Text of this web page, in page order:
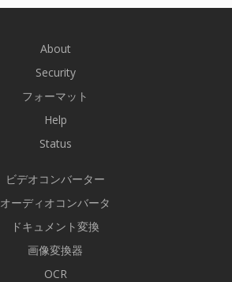
About
Security
フォーマット
Help
Status
ビデオコンバーター
オーディオコンバータ
ドキュメント変換
画像変換器
OCR